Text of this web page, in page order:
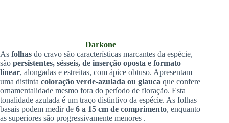
Darkone
As folhas do cravo são características marcantes da espécie,
são persistentes, sésseis, de inserção oposta e formato
linear, alongadas e estreitas, com ápice obtuso. Apresentam
uma distinta coloração verde-azulada ou glauca que confere
ornamentalidade mesmo fora do período de floração. Esta
tonalidade azulada é um traço distintivo da espécie. As folhas
basais podem medir de 6 a 15 cm de comprimento, enquanto
as superiores são progressivamente menores .